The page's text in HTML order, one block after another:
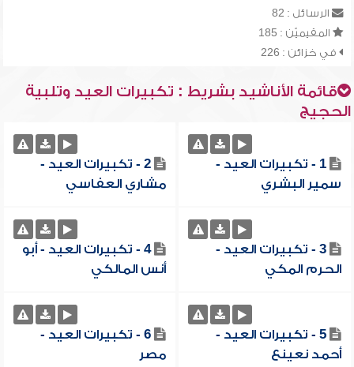
الرسائل : 82
المقيميّن : 185
في خزائن : 226
قائمة الأناشيد بشريط : تكبيرات العيد وتلبية
الحجيج
1 - تكبيرات العيد -
سمير البشري
2 - تكبيرات العيد -
مشاري العفاسي
3 - تكبيرات العيد -
الحرم المكي
4 - تكبيرات العيد - أبو
أنس المالكي
5 - تكبيرات العيد -
أحمد نعينع
6 - تكبيرات العيد -
مصر